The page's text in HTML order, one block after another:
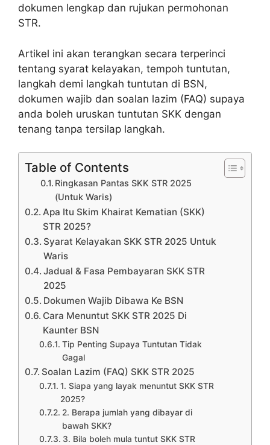
dokumen lengkap dan rujukan permohonan
STR.
Artikel ini akan terangkan secara terperinci
tentang syarat kelayakan, tempoh tuntutan,
langkah demi langkah tuntutan di BSN,
dokumen wajib dan soalan lazim (FAQ) supaya
anda boleh uruskan tuntutan SKK dengan
tenang tanpa tersilap langkah.
Table of Contents
Ringkasan Pantas SKK STR 2025
(Untuk Waris)
Apa Itu Skim Khairat Kematian (SKK)
STR 2025?
Syarat Kelayakan SKK STR 2025 Untuk
Waris
Jadual & Fasa Pembayaran SKK STR
2025
Dokumen Wajib Dibawa Ke BSN
Cara Menuntut SKK STR 2025 Di
Kaunter BSN
Tip Penting Supaya Tuntutan Tidak
Gagal
Soalan Lazim (FAQ) SKK STR 2025
1. Siapa yang layak menuntut SKK STR
2025?
2. Berapa jumlah yang dibayar di
bawah SKK?
3. Bila boleh mula tuntut SKK STR